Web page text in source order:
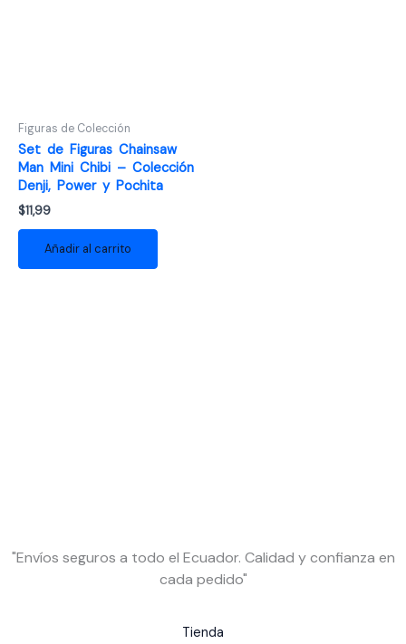
Figuras de Colección
Set de Figuras Chainsaw
Man Mini Chibi – Colección
Denji, Power y Pochita
$11,99
Añadir al carrito
"Envíos seguros a todo el Ecuador. Calidad y confianza en
cada pedido"
Tienda